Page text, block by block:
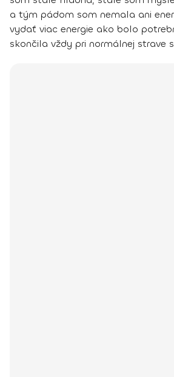
a tým pádom som nemala ani
vydať viac energie ako bolo
skončila vždy pri normálnej strave